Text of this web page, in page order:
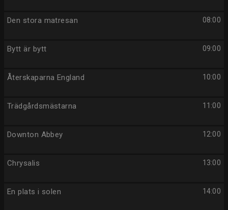
08:00
Den stora matresan
09:00
Bytt är bytt
10:00
Återskaparna England
11:00
Trädgårdsmästarna
12:00
Downton Abbey
13:00
Chrysalis
14:00
En plats i solen